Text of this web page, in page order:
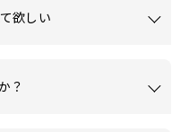
欲しい
？